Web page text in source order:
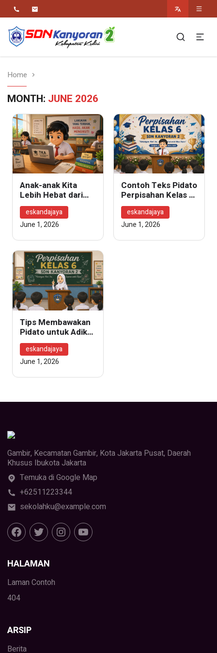
SDN Kanyoran 2
Kec.Semen Kab.Kediri
Religius Berwawasan Berbudaya
Home
MONTH: JUNE 2026
Anak-anak Kita
Lebih Hebat dari
Angka TKA
eskandajaya
June 1, 2026
Contoh Teks Pidato
Perpisahan Kelas 6
oleh Adik Kelas
eskandajaya
June 1, 2026
Tips Membawakan
Pidato untuk Adik
Kelas
eskandajaya
June 1, 2026
Gambir, Kecamatan Gambir, Kota Jakarta Pusat, Daerah
Khusus Ibukota Jakarta
Temuka di Google Map
+62511223344
sekolahku@example.com
HALAMAN
Laman Contoh
404
ARSIP
Berita